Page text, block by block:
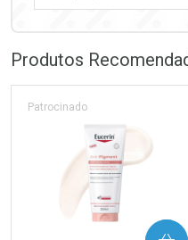
Laboratório
Ativar Desconto
Por Menos
Produtos
Patrocinado